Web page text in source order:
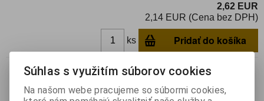
2,62 EUR
2,14 EUR (Cena bez DPH)
ks Pridať do košíka
OSM 5 X 2 E 5 D 1 E
Katalógové číslo:0136431
Výrobca:OPTOSUPPLY
Súhlas s využitím súborov cookies
Na našom webe pracujeme so súbormi cookies,